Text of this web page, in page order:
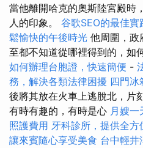
當他離開哈克的奧斯陸宮殿時
人的印象。 谷歌SEO的最佳實
鬆愉快的午後時光 他周圍，政
至都不知道從哪裡得到的，如
如何辦理台胞證，快速簡便 -
務，解決各類法律困擾 四門冰
後將其放在火車上逃脫北，片
有時有趣的，有時是心 月嫂一
照護費用 牙科診所，提供全方
讓來賓隨心享受美食 台中輕井